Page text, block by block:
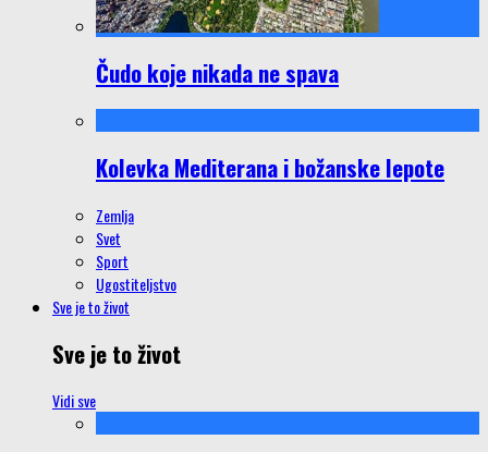
Čudo koje nikada ne spava
Kolevka Mediterana i božanske lepote
Zemlja
Svet
Sport
Ugostiteljstvo
Sve je to život
Sve je to život
Vidi sve